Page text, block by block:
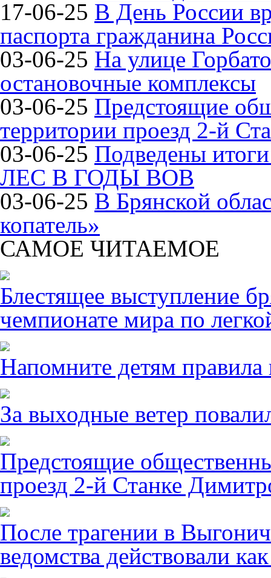
17-06-25 В День России
паспорта гражданина
03-06-25 На улице
остановочные комплексы
03-06-25 Предстоящие
территории проезд 2-й
03-06-25 Подведены
ЛЕС В ГОДЫ ВОВ
03-06-25 В Брянской
копатель»
САМОЕ ЧИТАЕМОЕ
Блестящее выступление
чемпионате мира по
Напомните детям правила
За выходные ветер
Предстоящие
проезд 2-й Станке
После трагении в
ведомства действовали